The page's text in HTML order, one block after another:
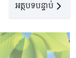
អត្ថបទបន្ទាប់